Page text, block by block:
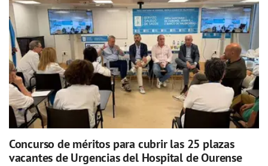
Concurso de méritos para cubrir las 25 plazas
vacantes de Urgencias del Hospital de Ourense